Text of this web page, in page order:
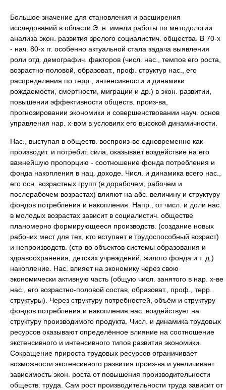
Большое значение для становления и расширения
исследований в области Э. н. имели работы по методологии
анализа экон. развития зрелого социалистич. общества. В 70-х
- нач. 80-х гг. особенно актуальной стала задача выявления
роли отд. демографич. факторов (числ. нас., темпов его роста,
возрастно-половой, образоват., проф. структур нас., его
распределения по терр., интенсивности и динамики
рождаемости, смертности, миграции и др.) в экон. развитии,
повышении эффективности обществ. произ-ва,
прогнозировании экономики и совершенствовании науч. основ
управления нар. х-вом в условиях его высокой динамичности.
Нас., выступая в обществ. воспроиз-ве одновременно как
производит. и потребит. сила, оказывает воздействие на его
важнейшую пропорцию - соотношение фонда потребления и
фонда накопления в нац. доходе. Числ. и динамика всего нас.,
его осн. возрастных групп (в дорабочем, рабочем и
послерабочем возрастах) влияют на абс. величину и структуру
фондов потребления и накопления. Напр., от числ. и доли нас.
в молодых возрастах зависит в социалистич. обществе
планомерно формирующееся производств. (создание новых
рабочих мест для тех, кто вступает в трудоспособный возраст)
и непроизводств. (стр-во объектов системы образования и
здравоохранения, детских учреждений, жилого фонда и т. д.)
накопление. Нас. влияет на экономику через свою
экономически активную часть (общую числ. занятого в нар. х-ве
нас., его возрастно-половой состав, образоват., проф., терр.
структуры). Через структуру потребностей, объём и структуру
фондов потребления и накопления нас. воздействует на
структуру производимого продукта. Числ. и динамика трудовых
ресурсов оказывают определённое влияние на соотношение
экстенсивного и интенсивного типов развития экономики.
Сокращение прироста трудовых ресурсов ограничивает
возможности экстенсивного развития произ-ва и увеличивает
зависимость экон. роста от повышения производительности
обществ. труда. Сам рост производительности труда зависит от